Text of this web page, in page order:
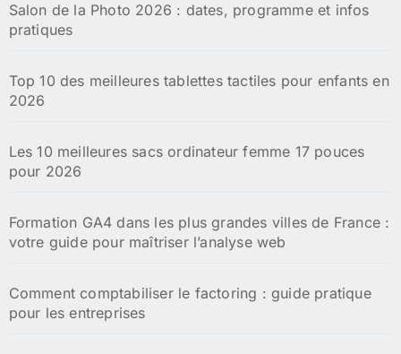
Salon de la Photo 2026 : dates, programme et infos
pratiques
Top 10 des meilleures tablettes tactiles pour enfants en
2026
Les 10 meilleures sacs ordinateur femme 17 pouces
pour 2026
Formation GA4 dans les plus grandes villes de France :
votre guide pour maîtriser l’analyse web
Comment comptabiliser le factoring : guide pratique
pour les entreprises